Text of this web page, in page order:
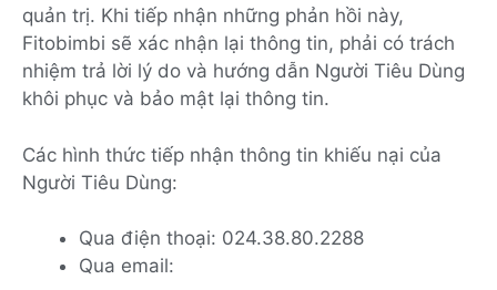
quản trị. Khi tiếp nhận những phản hồi này,
Fitobimbi sẽ xác nhận lại thông tin, phải có trách
nhiệm trả lời lý do và hướng dẫn Người Tiêu Dùng
khôi phục và bảo mật lại thông tin.
Các hình thức tiếp nhận thông tin khiếu nại của
Người Tiêu Dùng:
Qua điện thoại: 024.38.80.2288
Qua email: